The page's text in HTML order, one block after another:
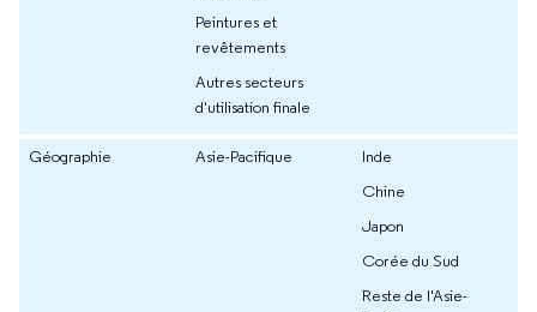
Peintures et
revêtements
Autres secteurs
d'utilisation finale
Géographie Asie-Pacifique
Inde
Chine
Japon
Corée du Sud
Reste de l'Asie-